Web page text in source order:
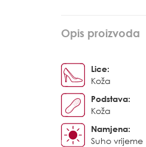
Opis proizvoda
Lice:
Koža
Podstava:
Koža
Namjena:
Suho vrijeme